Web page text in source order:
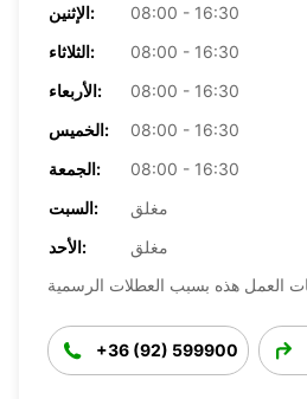
الإثنين:
08:00 - 16:30
الثلاثاء:
08:00 - 16:30
الأربعاء:
08:00 - 16:30
الخميس:
08:00 - 16:30
الجمعة:
08:00 - 16:30
السبت:
مغلق
الأحد:
مغلق
+36 (92) 599900